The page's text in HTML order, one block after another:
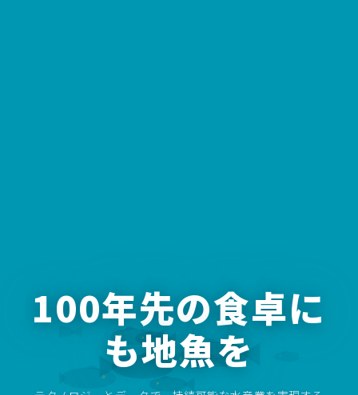
100年先の食卓に
も地魚を